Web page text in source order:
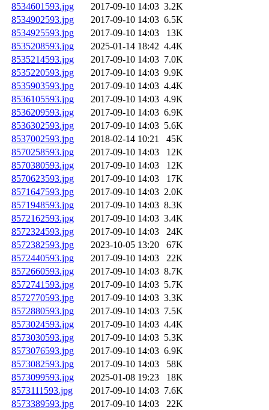
8534601593.jpg
2017-09-10 14:03 3.2K
8534902593.jpg
2017-09-10 14:03 6.5K
8534925593.jpg
2017-09-10 14:03
13K
8535208593.jpg
2025-01-14 18:42 4.4K
8535214593.jpg
2017-09-10 14:03 7.0K
8535220593.jpg
2017-09-10 14:03 9.9K
8535903593.jpg
2017-09-10 14:03 4.4K
8536105593.jpg
2017-09-10 14:03 4.9K
8536209593.jpg
2017-09-10 14:03 6.9K
8536302593.jpg
2017-09-10 14:03 5.6K
8537002593.jpg
2018-02-14 10:21
45K
8570258593.jpg
2017-09-10 14:03
12K
8570380593.jpg
2017-09-10 14:03
12K
8570623593.jpg
2017-09-10 14:03
17K
8571647593.jpg
2017-09-10 14:03 2.0K
8571948593.jpg
2017-09-10 14:03 8.3K
8572162593.jpg
2017-09-10 14:03 3.4K
8572324593.jpg
2017-09-10 14:03
24K
8572382593.jpg
2023-10-05 13:20
67K
8572440593.jpg
2017-09-10 14:03
22K
8572660593.jpg
2017-09-10 14:03 8.7K
8572741593.jpg
2017-09-10 14:03 5.7K
8572770593.jpg
2017-09-10 14:03 3.3K
8572880593.jpg
2017-09-10 14:03 7.5K
8573024593.jpg
2017-09-10 14:03 4.4K
8573030593.jpg
2017-09-10 14:03 5.3K
8573076593.jpg
2017-09-10 14:03 6.9K
8573082593.jpg
2017-09-10 14:03
58K
8573099593.jpg
2025-01-08 19:23
18K
8573111593.jpg
2017-09-10 14:03 7.6K
8573389593.jpg
2017-09-10 14:03
22K